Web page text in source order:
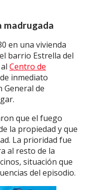
madrugada
en una vivienda
barrio Estrella del
Centro de
inmediato
General de
que el fuego
la propiedad y que
La prioridad fue
al resto de la
situación que
del episodio.